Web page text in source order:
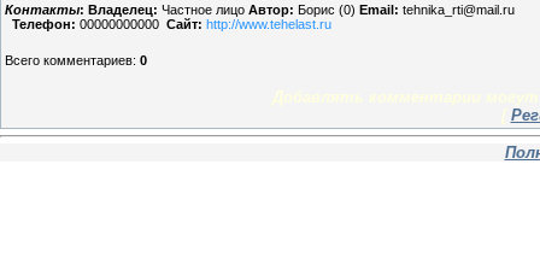
Контакты: Владелец: Частное лицо Автор: Борис (0) Email: tehnika_rti@mail.ru
Телефон: 00000000000 Сайт: http://www.tehelast.ru
Всего комментариев: 0